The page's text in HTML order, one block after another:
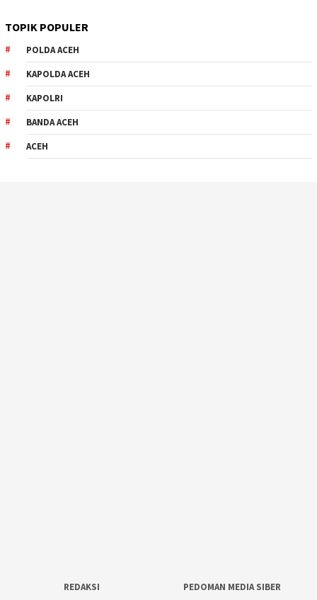
TOPIK POPULER
POLDA ACEH
KAPOLDA ACEH
KAPOLRI
BANDA ACEH
ACEH
REDAKSI PEDOMAN MEDIA SIBER